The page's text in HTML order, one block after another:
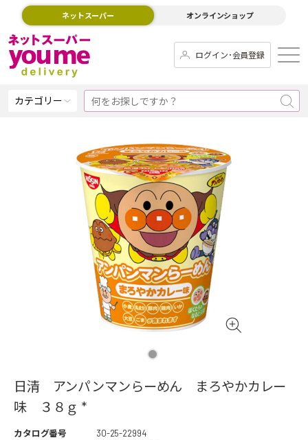
ネットスーパー オンラインショップ
ログイン･会員登録
カテゴリー
日清 アンパンマンらーめん まろやかカレー
味 ３８ｇ *
カタログ番号
30-25-22994